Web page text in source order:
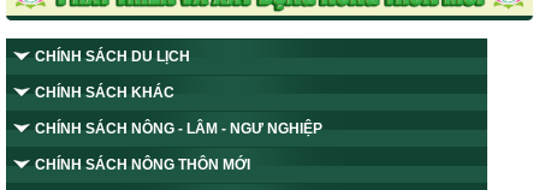
CHÍNH SÁCH DU LỊCH
CHÍNH SÁCH KHÁC
CHÍNH SÁCH NÔNG - LÂM - NGƯ NGHIỆP
CHÍNH SÁCH NÔNG THÔN MỚI